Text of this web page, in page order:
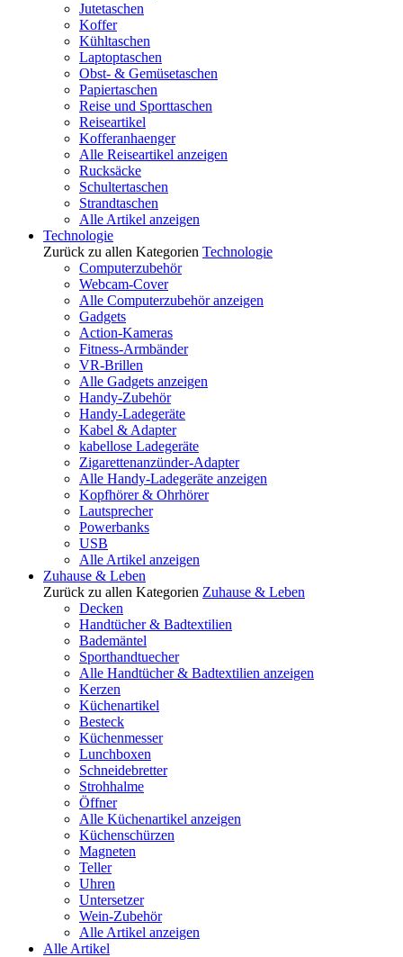
Jutetaschen
Koffer
Kühltaschen
Laptoptaschen
Obst- & Gemüsetaschen
Papiertaschen
Reise und Sporttaschen
Reiseartikel
Kofferanhaenger
Alle Reiseartikel anzeigen
Rucksäcke
Schultertaschen
Strandtaschen
Alle Artikel anzeigen
Technologie
Zurück zu allen Kategorien Technologie
Computerzubehör
Webcam-Cover
Alle Computerzubehör anzeigen
Gadgets
Action-Kameras
Fitness-Armbänder
VR-Brillen
Alle Gadgets anzeigen
Handy-Zubehör
Handy-Ladegeräte
Kabel & Adapter
kabellose Ladegeräte
Zigarettenanzünder-Adapter
Alle Handy-Ladegeräte anzeigen
Kopfhörer & Ohrhörer
Lautsprecher
Powerbanks
USB
Alle Artikel anzeigen
Zuhause & Leben
Zurück zu allen Kategorien Zuhause & Leben
Decken
Handtücher & Badtextilien
Bademäntel
Sporthandtuecher
Alle Handtücher & Badtextilien anzeigen
Kerzen
Küchenartikel
Besteck
Küchenmesser
Lunchboxen
Schneidebretter
Strohhalme
Öffner
Alle Küchenartikel anzeigen
Küchenschürzen
Magneten
Teller
Uhren
Untersetzer
Wein-Zubehör
Alle Artikel anzeigen
Alle Artikel